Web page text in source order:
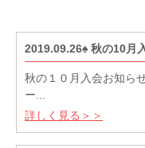
2019.09.26♠ 秋の10月
秋の１０月入会お知ら
ー...
詳しく見る＞＞